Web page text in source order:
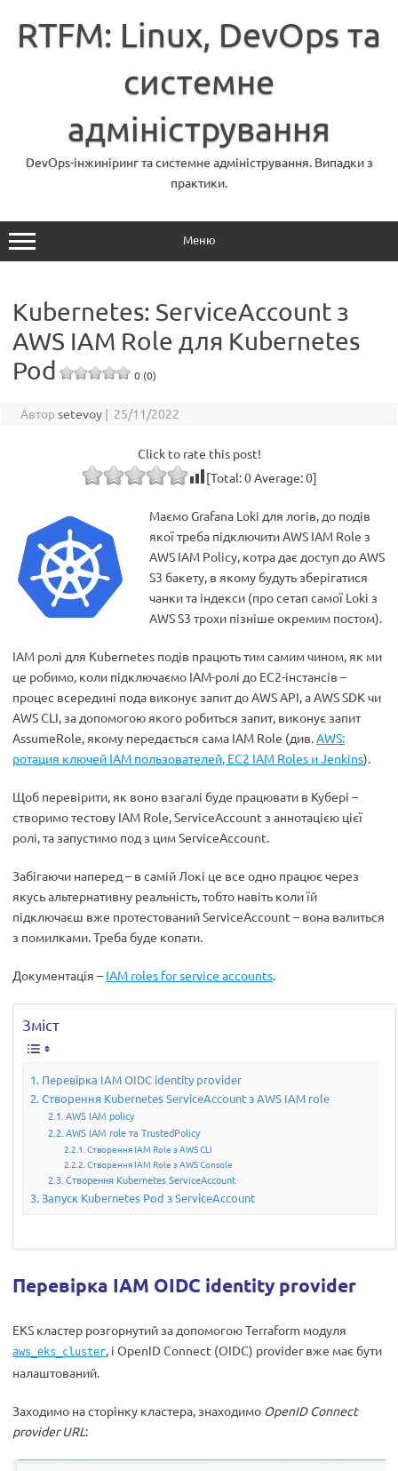
вмістуRTFM: Linux, DevOps та
системне
адміністрування
DevOps-інжиніринг та системне адміністрування. Випадки з
практики.
Меню
Kubernetes: ServiceAccount з
AWS IAM Role для Kubernetes
Pod
0 (0)
Авторsetevoy | 25/11/2022
Click to rate this post!
[Total:0Average:0]
Маємо Grafana Loki для логів, до подів
якої треба підключити AWS IAM Role з
AWS IAM Policy, котра дає доступ до AWS
S3 бакету, в якому будуть зберігатися
чанки та індекси (про сетап самої Loki з
AWS S3 трохи пізніше окремим постом).
IAM ролі для Kubernetes подів працють тим самим чином, як ми
це робимо, коли підключаємо IAM-ролі до ЕС2-інстансів –
процес всередині пода виконує запит до AWS API, а AWS SDK чи
AWS CLI, за допомогою якого робиться запит, виконує запит
AssumeRole, якому передається сама IAM Role (див.AWS:
ротация ключей IAM пользователей, EC2 IAM Roles и Jenkins).
Щоб перевірити, як воно взагалі буде працювати в Кубері –
створимо тестову IAM Role, ServiceAccount з аннотацією цієї
ролі, та запустимо под з цим ServiceAccount.
Забігаючи наперед – в самій Локі це все одно працює через
якусь альтернативну реальність, тобто навіть коли їй
підключаєш вже протестований ServiceAccount – вона валиться
з помилками. Треба буде копати.
Документація – IAM roles for service accounts.
Зміст
Перевірка IAM OIDC identity provider
Створення Kubernetes ServiceAccount з AWS IAM role
AWS IAM policy
AWS IAM role та TrustedPolicy
Створення IAM Role з AWS CLI
Створення IAM Role з AWS Console
Створення Kubernetes ServiceAccount
Запуск Kubernetes Pod з ServiceAccount
Перевірка IAM OIDC identity provider
EKS кластер розгорнутий за допомогою Terraform модуля
aws_eks_cluster, і OpenID Connect (OIDC) provider вже має бути
налаштований.
Заходимо на сторінку кластера, знаходимо OpenID Connect
provider URL: